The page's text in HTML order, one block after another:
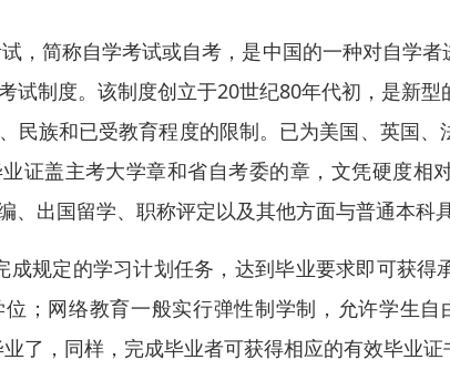
，简称自学考试或自考，是中国的一种对自学
试制度。该制度创立于20世纪80年代初，是新
民族和已受教育程度的限制。已为美国、英国
证盖主考大学章和省自考委的章，文凭硬度相
、出国留学、职称评定以及其他方面与普通本科
成规定的学习计划任务，达到毕业要求即可获
；网络教育一般实行弹性制学制，允许学生
了，同样，完成毕业者可获得相应的有效毕业证